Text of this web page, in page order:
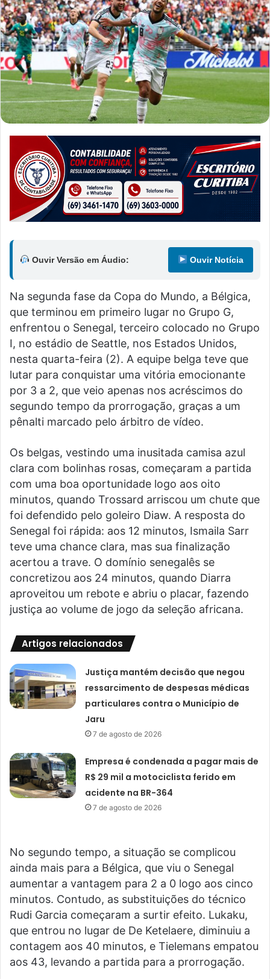
Ouvir Versão em Áudio: Ouvir Notícia
Na segunda fase da Copa do Mundo, a Bélgica,
que terminou em primeiro lugar no Grupo G,
enfrentou o Senegal, terceiro colocado no Grupo
I, no estádio de Seattle, nos Estados Unidos,
nesta quarta-feira (2). A equipe belga teve que
lutar para conquistar uma vitória emocionante
por 3 a 2, que veio apenas nos acréscimos do
segundo tempo da prorrogação, graças a um
pênalti marcado pelo árbitro de vídeo.
Os belgas, vestindo uma inusitada camisa azul
clara com bolinhas rosas, começaram a partida
com uma boa oportunidade logo aos oito
minutos, quando Trossard arriscou um chute que
foi defendido pelo goleiro Diaw. A resposta do
Senegal foi rápida: aos 12 minutos, Ismaila Sarr
teve uma chance clara, mas sua finalização
acertou a trave. O domínio senegalês se
concretizou aos 24 minutos, quando Diarra
aproveitou um rebote e abriu o placar, fazendo
justiça ao volume de jogo da seleção africana.
Artigos relacionados
Justiça mantém decisão que negou
ressarcimento de despesas médicas
particulares contra o Município de
Jaru
7 de agosto de 2026
Empresa é condenada a pagar mais de
R$ 29 mil a motociclista ferido em
acidente na BR-364
7 de agosto de 2026
No segundo tempo, a situação se complicou
ainda mais para a Bélgica, que viu o Senegal
aumentar a vantagem para 2 a 0 logo aos cinco
minutos. Contudo, as substituições do técnico
Rudi Garcia começaram a surtir efeito. Lukaku,
que entrou no lugar de De Ketelaere, diminuiu a
contagem aos 40 minutos, e Tielemans empatou
aos 43, levando a partida para a prorrogação.